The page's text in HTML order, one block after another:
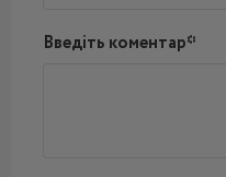
Введіть коментар*